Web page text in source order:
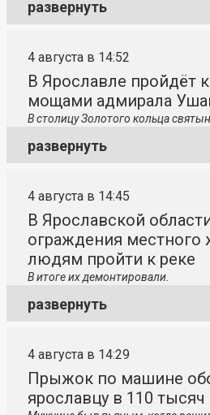
развернуть
4 августа в 14:52
В Ярославле пройдёт
мощами адмирала
В столицуЗолотого кольца
развернуть
4 августа в 14:45
В Ярославской
ограждения
людям пройти к реке
В итоге их демонтировали.
развернуть
4 августа в 14:29
Прыжок по машине
ярославцу в 110 тысяч